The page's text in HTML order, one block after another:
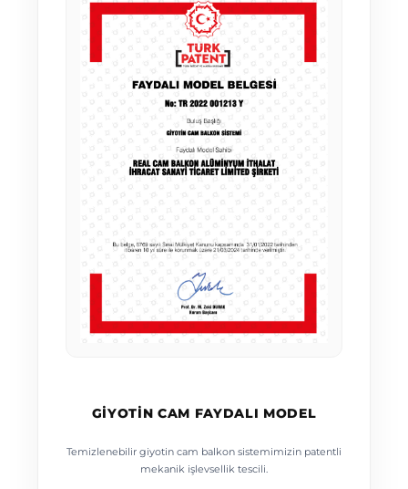
GIYOTIN CAM FAYDALI MODEL
Temizlenebilir giyotin cam balkon sistemimizin patentli
mekanik işlevsellik tescili.